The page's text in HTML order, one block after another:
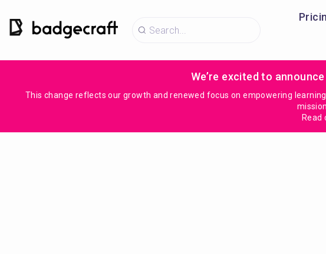
We’re excited to
This change reflects our growth and renewed focus on empowering